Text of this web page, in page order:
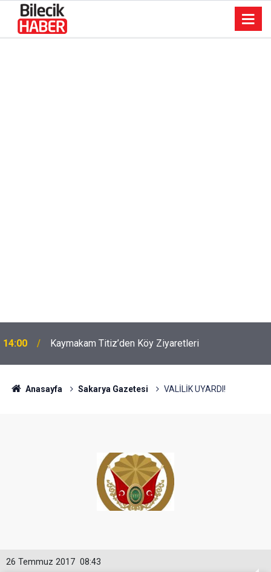
14:00 Kaymakam Titiz’den Köy Ziyaretleri
Anasayfa Sakarya Gazetesi VALİLİK UYARDI!
08:43
26 Temmuz 2017